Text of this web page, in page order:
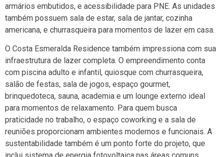
armários embutidos, e acessibilidade para PNE. As unidades
também possuem sala de estar, sala de jantar, cozinha
americana, e churrasqueira para momentos de lazer em casa.
O Costa Esmeralda Residence também impressiona com sua
infraestrutura de lazer completa. O empreendimento conta
com piscina adulto e infantil, quiosque com churrasqueira,
salão de festas, sala de jogos, espaço gourmet,
brinquedoteca, sauna, academia e um lounge externo ideal
para momentos de relaxamento. Para quem busca
praticidade no trabalho, o espaço coworking e a sala de
reuniões proporcionam ambientes modernos e funcionais. A
sustentabilidade também é um ponto forte do projeto, que